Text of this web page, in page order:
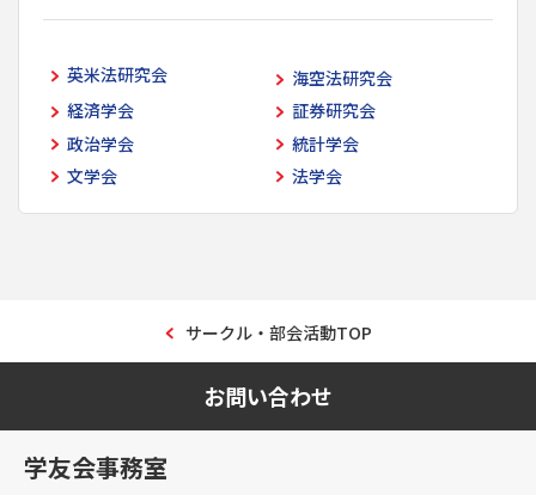
英米法研究会
海空法研究会
経済学会
証券研究会
政治学会
統計学会
文学会
法学会
サークル・部会活動TOP
お問い合わせ
学友会事務室